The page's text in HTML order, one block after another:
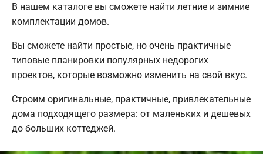
В нашем каталоге вы сможете найти летние и зимние
комплектации домов.
Вы сможете найти простые, но очень практичные
типовые планировки популярных недорогих
проектов, которые возможно изменить на свой вкус.
Строим оригинальные, практичные, привлекательные
дома подходящего размера: от маленьких и дешевых
до больших коттеджей.